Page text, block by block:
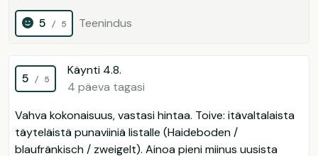
5 / 5 Teenindus
5 / 5
Käynti 4.8.
4 päeva tagasi
Vahva kokonaisuus, vastasi hintaa. Toive: itävaltalaista
täyteläistä punaviiniä listalle (Haideboden /
blaufränkisch / zweigelt). Ainoa pieni miinus uusista